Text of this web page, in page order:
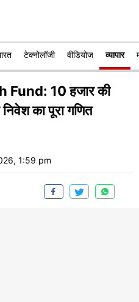
टेक्नोलॉजी वीडियोज व्यापार
10 हजार की
का पूरा गणित
1:59 pm